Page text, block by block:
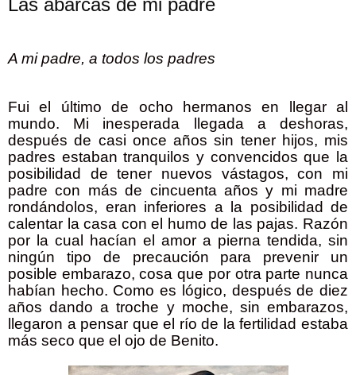
Las abarcas de mi padre
A mi padre, a todos los padres
Fui el último de ocho hermanos en llegar al
mundo. Mi inesperada llegada a deshoras,
después de casi once años sin tener hijos, mis
padres estaban tranquilos y convencidos que la
posibilidad de tener nuevos vástagos, con mi
padre con más de cincuenta años y mi madre
rondándolos, eran inferiores a la posibilidad de
calentar la casa con el humo de las pajas. Razón
por la cual hacían el amor a pierna tendida, sin
ningún tipo de precaución para prevenir un
posible embarazo, cosa que por otra parte nunca
habían hecho. Como es lógico, después de diez
años dando a troche y moche, sin embarazos,
llegaron a pensar que el río de la fertilidad estaba
más seco que el ojo de Benito.